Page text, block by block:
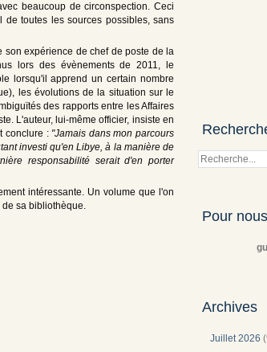
beaucoup de circonspection. Ceci
toutes les sources possibles, sans
son expérience de chef de poste de la
lors des évènements de 2011, le
lorsqu'il apprend un certain nombre
les évolutions de la situation sur le
des rapports entre les Affaires
L'auteur, lui-même officier, insiste en
conclure : "Jamais dans mon parcours
investi qu'en Libye, à la manière de
responsabilité serait d'en porter
intéressante. Un volume que l'on
sa bibliothèque.
Pour
Archives
Juillet 2026